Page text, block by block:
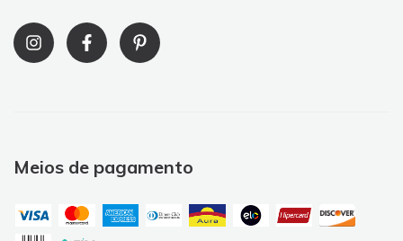
Meios de pagamento